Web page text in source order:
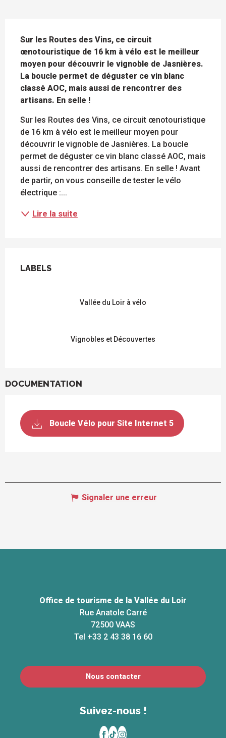
Sur les Routes des Vins, ce circuit
œnotouristique de 16 km à vélo est le meilleur
moyen pour découvrir le vignoble de Jasnières.
La boucle permet de déguster ce vin blanc
classé AOC, mais aussi de rencontrer des
artisans. En selle !
Sur les Routes des Vins, ce circuit œnotouristique
de 16 km à vélo est le meilleur moyen pour
découvrir le vignoble de Jasnières. La boucle
permet de déguster ce vin blanc classé AOC, mais
aussi de rencontrer des artisans. En selle ! Avant
de partir, on vous conseille de tester le vélo
électrique :...
Lire la suite
LABELS
LABELS
Vallée du Loir à vélo
Vignobles et Découvertes
DOCUMENTATION
Boucle Vélo pour Site Internet 5
Signaler une erreur
Office de tourisme de la Vallée du Loir
Rue Anatole Carré
72500 VAAS
Tel +33 2 43 38 16 60
Nous contacter
Suivez-nous !